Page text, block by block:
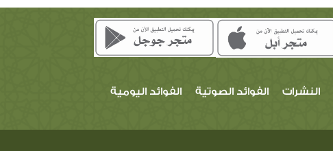
النشرات الفوائد الصوتية
الفوائد اليومية